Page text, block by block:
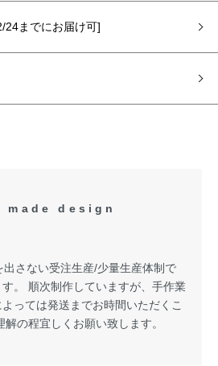
24までにお届け可]
made design
さない受注生産/少量生産体制で
。 順次制作していますが、手作業
っては発送までお時間いただくこ
の程宜しくお願い致します。